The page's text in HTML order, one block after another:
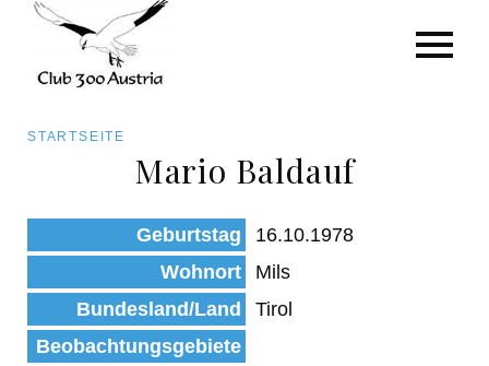
zum
Inhalt
Pfadnavigation
STARTSEITE
Mario Baldauf
Geburtstag
16.10.1978
Wohnort
Mils
Bundesland/Land
Tirol
Beobachtungsgebiete
Art/Species
Status
Kategorie für die Österreich-Liste
Beobachtungen